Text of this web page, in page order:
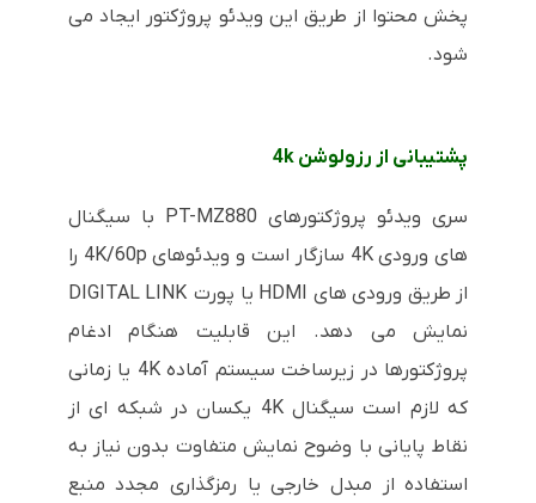
پخش محتوا از طریق این ویدئو پروژکتور ایجاد می
شود.
پشتیبانی از رزولوشن 4k
سری ویدئو پروژکتورهای PT-MZ880 با سیگنال
های ورودی 4K سازگار است و ویدئوهای 4K/60p را
از طریق ورودی های HDMI یا پورت DIGITAL LINK
نمایش می دهد. این قابلیت هنگام ادغام
پروژکتورها در زیرساخت سیستم آماده 4K یا زمانی
که لازم است سیگنال 4K یکسان در شبکه ای از
نقاط پایانی با وضوح نمایش متفاوت بدون نیاز به
استفاده از مبدل خارجی یا رمزگذاری مجدد منبع